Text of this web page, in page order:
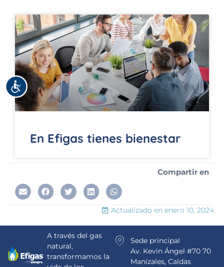
Accesibilidad
En Efigas tienes bienestar
Compartir en
Actualizado en enero 10, 2024
A través del gas
natural,
transformamos la
Sede principal
Av. Kevin Ángel #70 70
Manizales, Caldas